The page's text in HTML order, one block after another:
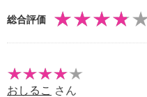
総合評価
おしるこ さん